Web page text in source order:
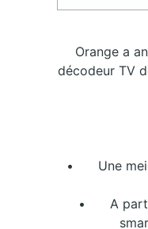
Orange a
décodeur TV
•
Une
•
A